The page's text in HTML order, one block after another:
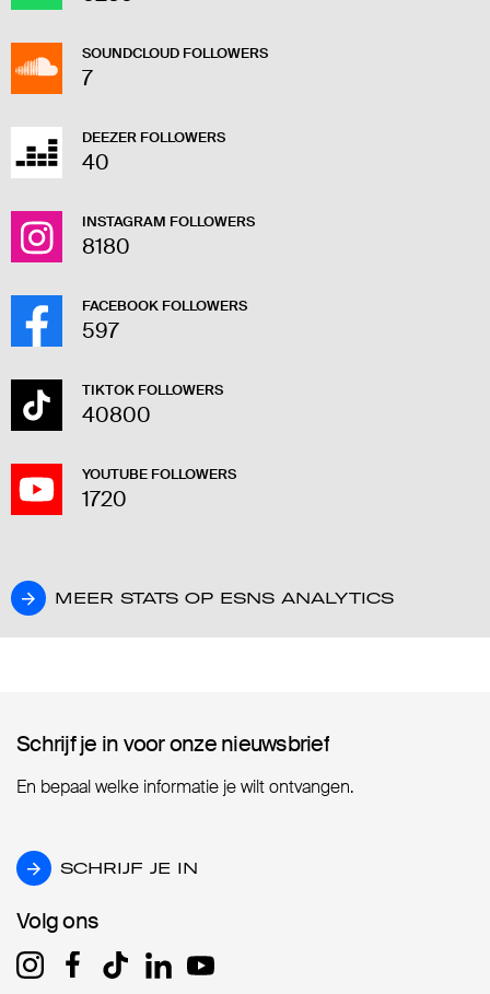
SOUNDCLOUD FOLLOWERS
7
DEEZER FOLLOWERS
40
INSTAGRAM FOLLOWERS
8180
FACEBOOK FOLLOWERS
597
TIKTOK FOLLOWERS
40800
YOUTUBE FOLLOWERS
1720
MEER STATS OP ESNS ANALYTICS
MEER STATS OP ESNS ANALYTICS
Schrijf je in voor onze nieuwsbrief
Schrijf je in voor onze nieuwsbrief
En bepaal welke informatie je wilt ontvangen.
SCHRIJF JE IN
SCHRIJF JE IN
Volg ons
Volg ons